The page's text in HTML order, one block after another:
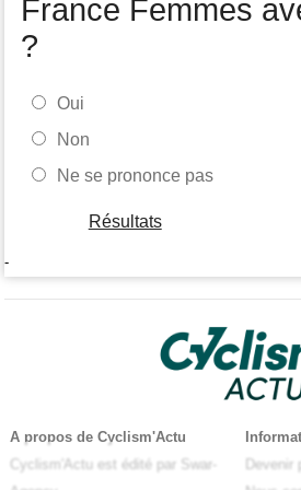
France Femmes
?
Oui
Non
Ne se prononce pas
Résultats
-
A propos de Cyclism'Actu
Cyclism'Actu est édité par Swar-
Devenir